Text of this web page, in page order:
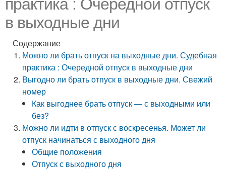
практика : Очередной отпуск
в выходные дни
Содержание
Можно ли брать отпуск на выходные дни. Судебная
практика : Очередной отпуск в выходные дни
Выгодно ли брать отпуск в выходные дни. Свежий
номер
Как выгоднее брать отпуск — с выходными или
без?
Можно ли идти в отпуск с воскресенья. Может ли
отпуск начинаться с выходного дня
Общие положения
Отпуск с выходного дня